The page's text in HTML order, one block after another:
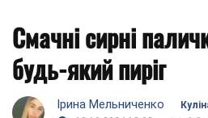
Смачні сирні
будь-який пиріг
Ірина Мельниченко